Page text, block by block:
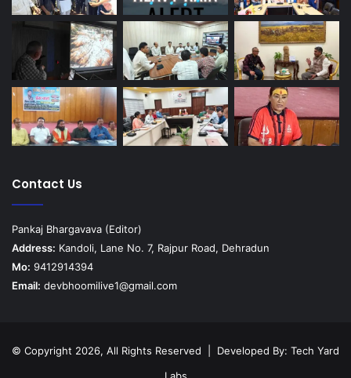
Contact Us
Pankaj Bhargavava (Editor)
Address: Kandoli, Lane No. 7, Rajpur Road, Dehradun
Mo: 9412914394
Email: devbhoomilive1@gmail.com
© Copyright 2026, All Rights Reserved | Developed By: Tech Yard